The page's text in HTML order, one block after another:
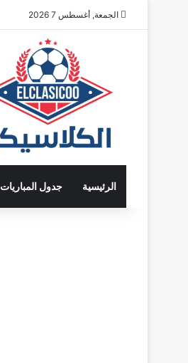
الجمعة, أغسطس 7 2026
الرئيسية جدول المباريات